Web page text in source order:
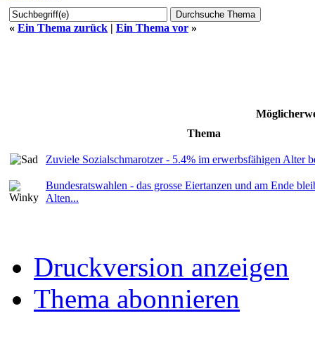
« Ein Thema zurück | Ein Thema vor »
Thema
Zuviele Sozialschmarotzer - 5.4% im erwerbsfähigen Alter
Bundesratswahlen - das grosse Eiertanzen und am Ende
Alten...
Druckversion anzeigen
Thema abonnieren